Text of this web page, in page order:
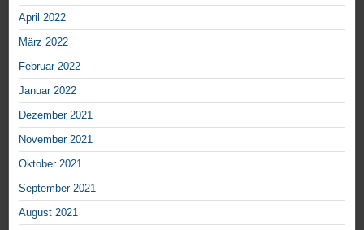
April 2022
März 2022
Februar 2022
Januar 2022
Dezember 2021
November 2021
Oktober 2021
September 2021
August 2021